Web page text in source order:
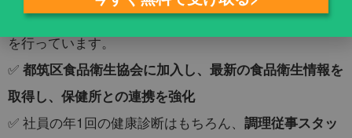
の他、大手チェーンレベルの目視検査を行い、常に改善
を行っています。
✅ 都筑区食品衛生協会に加入し、最新の食品衛生情報を
取得し、保健所との連携を強化
✅ 社員の年1回の健康診断はもちろん、 調理従事スタッ